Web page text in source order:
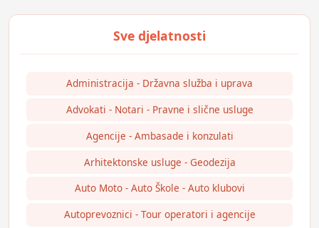
Administracija - Državna služba i uprava
Advokati - Notari - Pravne i slične usluge
Agencije - Ambasade i konzulati
Arhitektonske usluge - Geodezija
Auto Moto - Auto Škole - Auto klubovi
Autoprevoznici - Tour operatori i agencije